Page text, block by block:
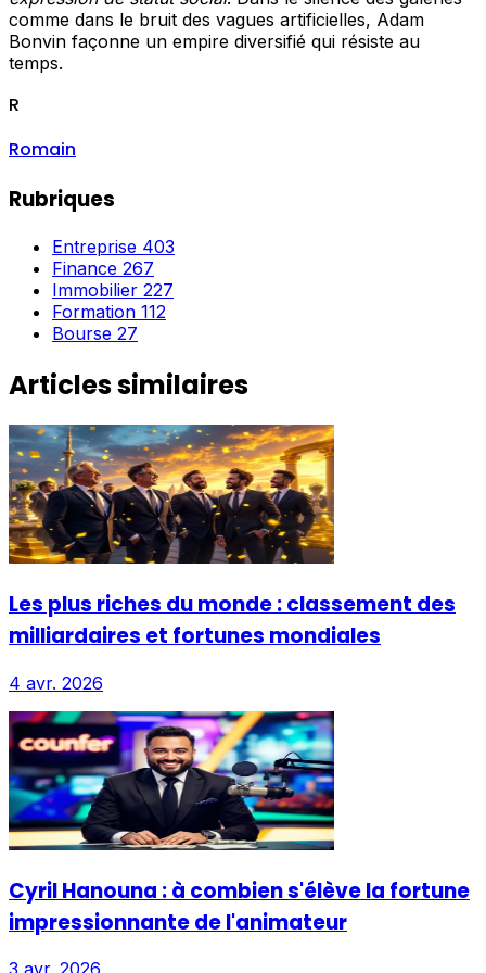
comme dans le bruit des vagues artificielles, Adam
Bonvin façonne un empire diversifié qui résiste au
temps.
R
Romain
Rubriques
Entreprise 403
Finance 267
Immobilier 227
Formation 112
Bourse 27
Articles similaires
Les plus riches du monde : classement des
milliardaires et fortunes mondiales
4 avr. 2026
Cyril Hanouna : à combien s'élève la fortune
impressionnante de l'animateur